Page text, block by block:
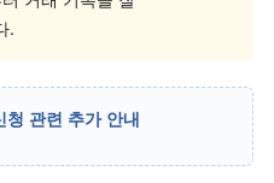
.
관련 추가 안내